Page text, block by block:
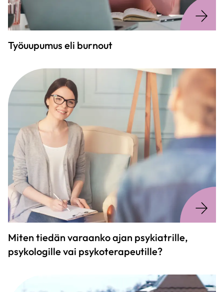
Työuupumus eli burnout
Miten tiedän varaanko ajan psykiatrille,
psykologille vai psykoterapeutille?